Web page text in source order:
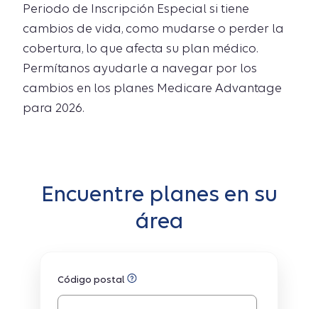
Periodo de Inscripción Especial si tiene
cambios de vida, como mudarse o perder la
cobertura, lo que afecta su plan médico.
Permítanos ayudarle a navegar por los
cambios en los planes Medicare Advantage
para 2026.
Encuentre planes en su
área
Código postal